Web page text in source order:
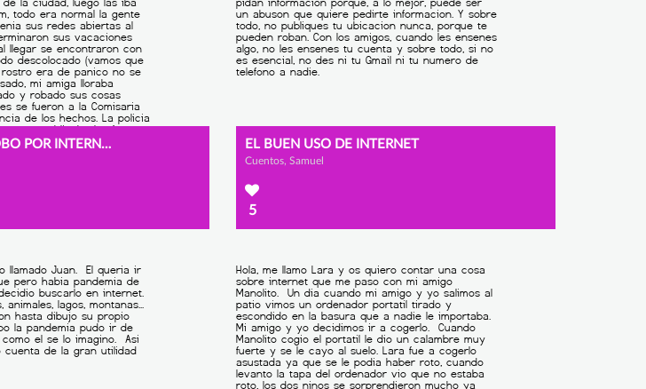
UN CASO DE ROBO POR INTERNET EL BUEN USO DE INTERNET
Cuentos, Samuel
5